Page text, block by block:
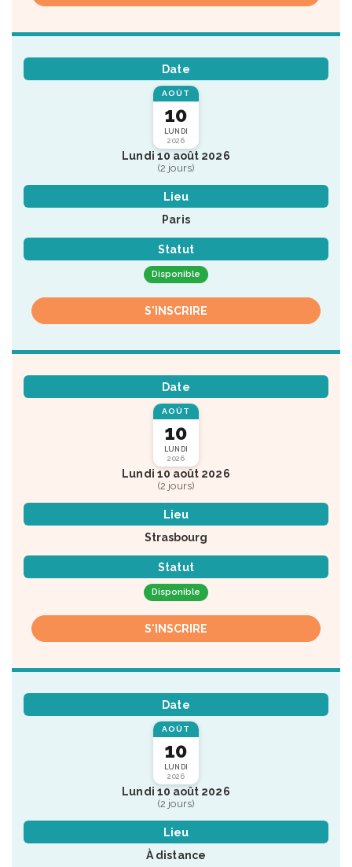
Date
AOÛT
10
LUNDI
2026
Lundi 10 août 2026
(2 jours)
Lieu
Paris
Statut
Disponible
S'INSCRIRE
Date
AOÛT
10
LUNDI
2026
Lundi 10 août 2026
(2 jours)
Lieu
Strasbourg
Statut
Disponible
S'INSCRIRE
Date
AOÛT
10
LUNDI
2026
Lundi 10 août 2026
(2 jours)
Lieu
À distance